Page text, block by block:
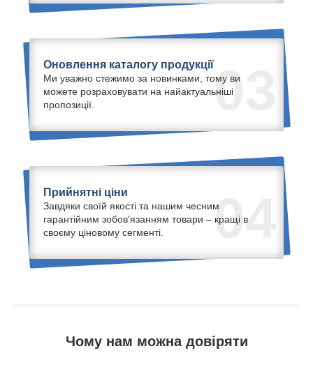
03
Оновлення каталогу продукції
Ми уважно стежимо за новинками, тому ви
можете розраховувати на найактуальніші
пропозиції.
04
Прийнятні ціни
Завдяки своїй якості та нашим чесним
гарантійним зобов'язанням товари – кращі в
своєму ціновому сегменті.
Чому нам можна довіряти